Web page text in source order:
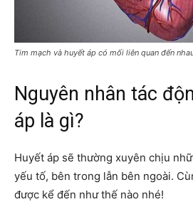
Tim mạch và huyết áp có mối liên quan đến
Nguyên nhân tác
áp là gì?
Huyết áp sẽ thường xuyên chịu
yếu tố, bên trong lẫn bên ngoài.
được kể đến như thế nào nhé!